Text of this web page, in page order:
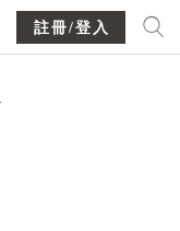
註冊/登入